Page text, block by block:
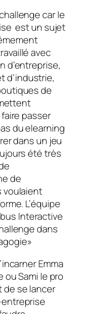
car le
est un sujet
avec
d’entreprise,
d’industrie,
de
passer
du elearning
dans un jeu
été très
de
voulaient
L’équipe
Interactive
dans
»
Emma
Sami le pro
de se lancer